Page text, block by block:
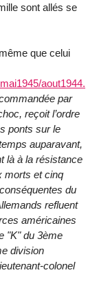
sont allés se
que celui
aout1944.pdf
par
reçoit l’ordre
ponts sur le
auparavant,
là à la résistance
morts et cinq
du
refluent
américaines
"K" du 3ème
division
colonel